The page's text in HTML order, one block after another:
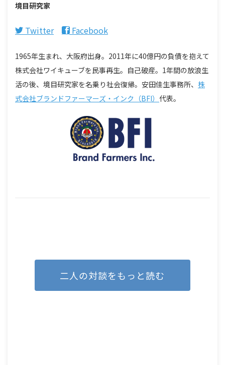
境目研究家
Twitter Facebook
1965年生まれ、大阪府出身。2011年に40億円の負債を抱えて
株式会社ワイキューブを民事再生。自己破産。1年間の放浪生
活の後、境目研究家を名乗り社会復帰。安田佳生事務所、 株
式会社ブランドファーマーズ・インク（BFI） 代表。
二人の対談をもっと読む